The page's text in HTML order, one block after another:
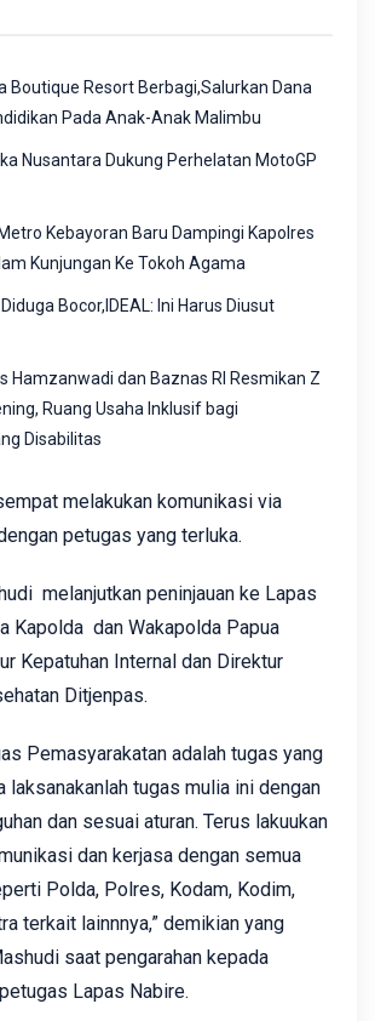
Boutique Resort Berbagi,Salurkan Dana
Pada Anak-Anak Malimbu
Nusantara Dukung Perhelatan MotoGP
Kebayoran Baru Dampingi Kapolres
Kunjungan Ke Tokoh Agama
Bocor,IDEAL: Ini Harus Diusut
Hamzanwadi dan Baznas RI Resmikan Z
Ruang Usaha Inklusif bagi
Disabilitas
melakukan komunikasi via
petugas yang terluka.
melanjutkan peninjauan ke Lapas
Kapolda dan Wakapolda Papua
Kepatuhan Internal dan Direktur
Ditjenpas.
Pemasyarakatan adalah tugas yang
laksanakanlah tugas mulia ini dengan
dan sesuai aturan. Terus lakuukan
dan kerjasa dengan semua
Polda, Polres, Kodam, Kodim,
terkait lainnnya,” demikian yang
saat pengarahan kepada
Lapas Nabire.